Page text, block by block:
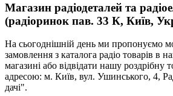
Магазин радіодеталей та
(радіоринок пав. 33 К, Київ,
На сьогоднішній день ми пропонуємо
замовлення з каталога радіо товарів в
магазині або відвідати нашу роздрібну
адресою: м. Київ, вул. Ушинського, 4,
дачі".